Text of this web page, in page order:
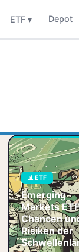
ETF ▾ Depot
📊 ETF
Emerging
Markets
Chancen
Risiken der